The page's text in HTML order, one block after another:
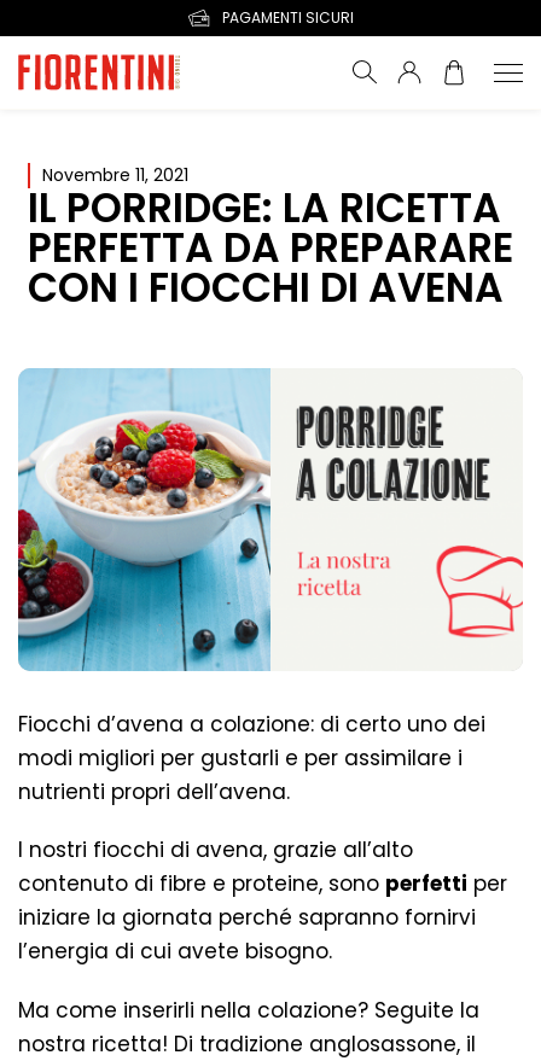
PAGAMENTI SICURI
Novembre 11, 2021
IL PORRIDGE: LA RICETTA
PERFETTA DA PREPARARE
CON I FIOCCHI DI AVENA
Fiocchi d’avena a colazione: di certo uno dei
modi migliori per gustarli e per assimilare i
nutrienti propri dell’avena.
I nostri fiocchi di avena, grazie all’alto
contenuto di fibre e proteine, sono perfetti per
iniziare la giornata perché sapranno fornirvi
l’energia di cui avete bisogno.
Ma come inserirli nella colazione? Seguite la
nostra ricetta! Di tradizione anglosassone, il